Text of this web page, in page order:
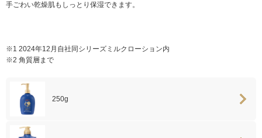
手ごわい乾燥肌もしっとり保湿できます。
※1 2024年12月自社同シリーズミルクローション内
※2 角質層まで
250g